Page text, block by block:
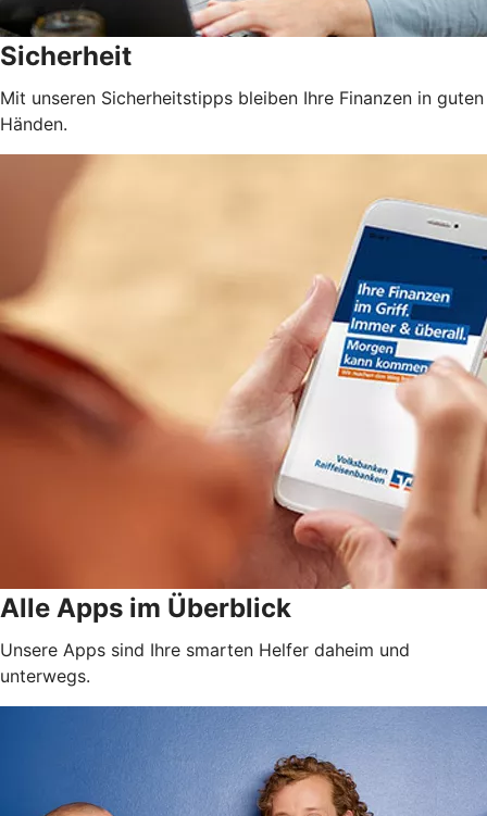
Sicherheit
Mit unseren Sicherheitstipps bleiben Ihre Finanzen in guten
Händen.
Alle Apps im Überblick
Unsere Apps sind Ihre smarten Helfer daheim und
unterwegs.